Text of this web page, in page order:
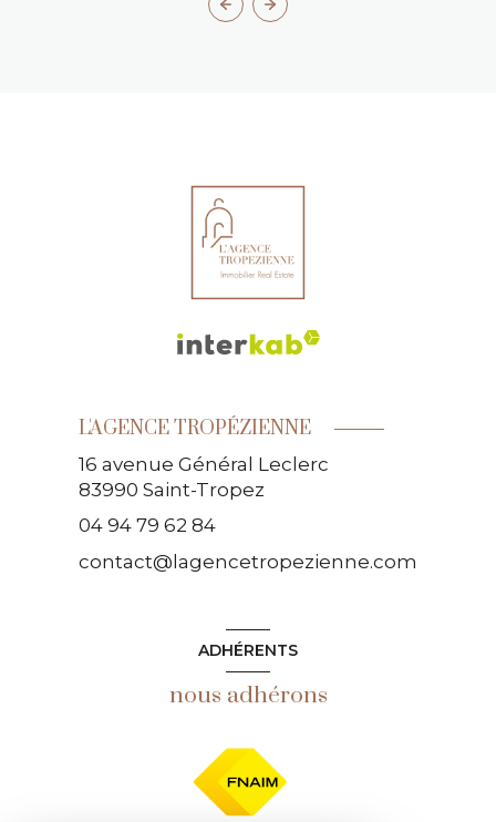
L'AGENCE TROPÉZIENNE
16 avenue Général Leclerc
83990 Saint-Tropez
04 94 79 62 84
contact@lagencetropezienne.com
ADHÉRENTS
nous adhérons